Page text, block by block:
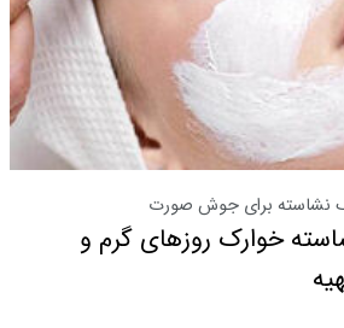
نشاسته برای جوش صورت
خوارک روزهای گرم و